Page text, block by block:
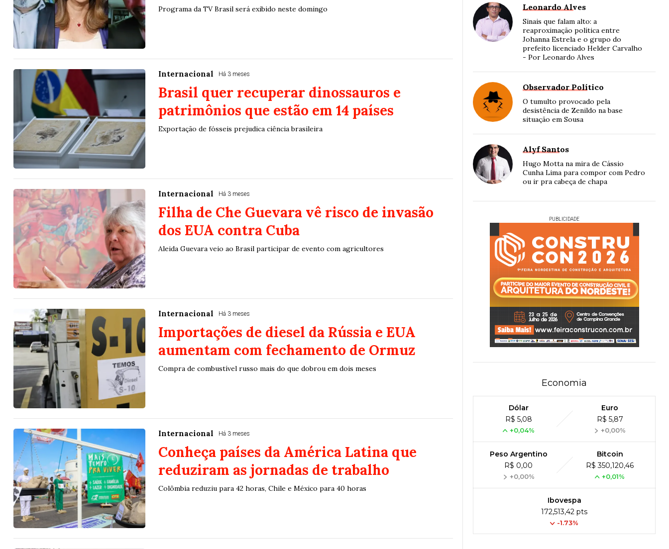
Programa da TV Brasil será exibido neste domingo
Internacional Há 3 meses
Brasil quer recuperar dinossauros e
patrimônios que estão em 14 países
Exportação de fósseis prejudica ciência brasileira
Internacional Há 3 meses
Filha de Che Guevara vê risco de invasão
dos EUA contra Cuba
Aleida Guevara veio ao Brasil participar de evento com agricultores
Internacional Há 3 meses
Importações de diesel da Rússia e EUA
aumentam com fechamento de Ormuz
Compra de combustível russo mais do que dobrou em dois meses
Internacional Há 3 meses
Conheça países da América Latina que
reduziram as jornadas de trabalho
Colômbia reduziu para 42 horas, Chile e México para 40 horas
Leonardo Alves
Sinais que falam alto: a
reaproximação política entre
Johanna Estrela e o grupo do
prefeito licenciado Helder Carvalho
- Por Leonardo Alves
Observador Político
O tumulto provocado pela
desistência de Zenildo na base
situação em Sousa
Alyf Santos
Hugo Motta na mira de Cássio
Cunha Lima para compor com Pedro
ou ir pra cabeça de chapa
PUBLICIDADE
Economia
Dólar
R$ 5,08
+0,04%
Euro
R$ 5,87
+0,00%
Peso Argentino
R$ 0,00
+0,00%
Bitcoin
R$ 350,120,46
+0,01%
Ibovespa
172,513,42 pts
-1.73%